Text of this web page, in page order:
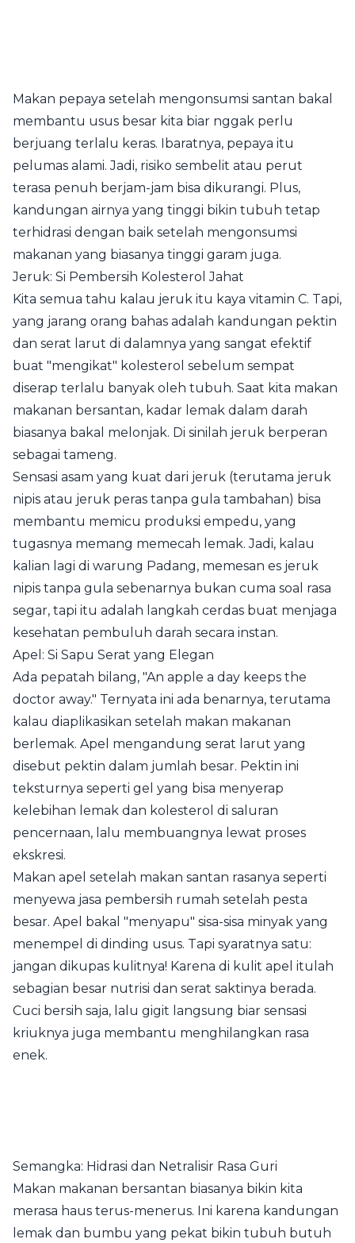
Makan pepaya setelah mengonsumsi santan bakal
membantu usus besar kita biar nggak perlu
berjuang terlalu keras. Ibaratnya, pepaya itu
pelumas alami. Jadi, risiko sembelit atau perut
terasa penuh berjam-jam bisa dikurangi. Plus,
kandungan airnya yang tinggi bikin tubuh tetap
terhidrasi dengan baik setelah mengonsumsi
makanan yang biasanya tinggi garam juga.
Jeruk: Si Pembersih Kolesterol Jahat
Kita semua tahu kalau jeruk itu kaya vitamin C. Tapi,
yang jarang orang bahas adalah kandungan pektin
dan serat larut di dalamnya yang sangat efektif
buat "mengikat" kolesterol sebelum sempat
diserap terlalu banyak oleh tubuh. Saat kita makan
makanan bersantan, kadar lemak dalam darah
biasanya bakal melonjak. Di sinilah jeruk berperan
sebagai tameng.
Sensasi asam yang kuat dari jeruk (terutama jeruk
nipis atau jeruk peras tanpa gula tambahan) bisa
membantu memicu produksi empedu, yang
tugasnya memang memecah lemak. Jadi, kalau
kalian lagi di warung Padang, memesan es jeruk
nipis tanpa gula sebenarnya bukan cuma soal rasa
segar, tapi itu adalah langkah cerdas buat menjaga
kesehatan pembuluh darah secara instan.
Apel: Si Sapu Serat yang Elegan
Ada pepatah bilang, "An apple a day keeps the
doctor away." Ternyata ini ada benarnya, terutama
kalau diaplikasikan setelah makan makanan
berlemak. Apel mengandung serat larut yang
disebut pektin dalam jumlah besar. Pektin ini
teksturnya seperti gel yang bisa menyerap
kelebihan lemak dan kolesterol di saluran
pencernaan, lalu membuangnya lewat proses
ekskresi.
Makan apel setelah makan santan rasanya seperti
menyewa jasa pembersih rumah setelah pesta
besar. Apel bakal "menyapu" sisa-sisa minyak yang
menempel di dinding usus. Tapi syaratnya satu:
jangan dikupas kulitnya! Karena di kulit apel itulah
sebagian besar nutrisi dan serat saktinya berada.
Cuci bersih saja, lalu gigit langsung biar sensasi
kriuknya juga membantu menghilangkan rasa
enek.
Semangka: Hidrasi dan Netralisir Rasa Guri
Makan makanan bersantan biasanya bikin kita
merasa haus terus-menerus. Ini karena kandungan
lemak dan bumbu yang pekat bikin tubuh butuh